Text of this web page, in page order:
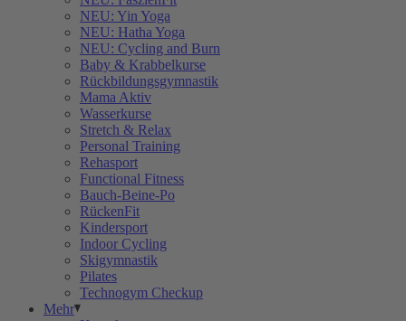
NEU: Yin Yoga
NEU: Hatha Yoga
NEU: Cycling and Burn
Baby & Krabbelkurse
Rückbildungsgymnastik
Mama Aktiv
Wasserkurse
Stretch & Relax
Personal Training
Rehasport
Functional Fitness
Bauch-Beine-Po
RückenFit
Kindersport
Indoor Cycling
Skigymnastik
Pilates
Technogym Checkup
Mehr